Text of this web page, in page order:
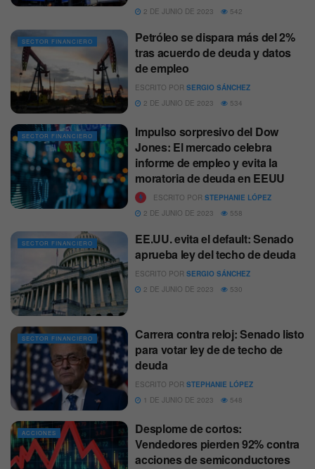
2 DE JUNIO DE 2023
542
SECTOR FINANCIERO
Petróleo se dispara más del 2%
tras acuerdo de deuda y datos
de empleo
ESCRITO POR SERGIO SÁNCHEZ
2 DE JUNIO DE 2023
534
SECTOR FINANCIERO
Impulso sorpresivo del Dow
Jones: El mercado celebra
informe de empleo y evita la
moratoria de deuda en EEUU
ESCRITO POR STEPHANIE LÓPEZ
2 DE JUNIO DE 2023
558
SECTOR FINANCIERO
EE.UU. evita el default: Senado
aprueba ley del techo de deuda
ESCRITO POR SERGIO SÁNCHEZ
2 DE JUNIO DE 2023
530
SECTOR FINANCIERO
Carrera contra reloj: Senado listo
para votar ley de de techo de
deuda
ESCRITO POR STEPHANIE LÓPEZ
1 DE JUNIO DE 2023
548
ACCIONES
Desplome de cortos:
Vendedores pierden 92% contra
acciones de semiconductores